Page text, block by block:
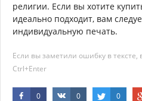
религии. Если вы хотите
идеально подходит, вам
индивидуальную печать.
Если вы заметили ошибку в
Ctrl+Enter
0 0 0